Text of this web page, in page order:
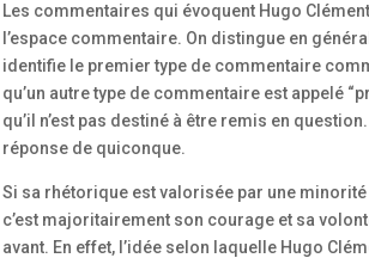
Les commentaires qui évoquent Hugo
l’espace commentaire. On distingue en
identifie le premier type de commentaire
qu’un autre type de commentaire est appelé
qu’il n’est pas destiné à être remis en
réponse de quiconque.
Si sa rhétorique est valorisée par une
c’est majoritairement son courage et sa
avant. En effet, l’idée selon laquelle Hugo